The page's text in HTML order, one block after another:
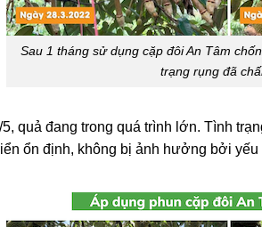
Sau 1 tháng sử dụng cặp đôi An Tâm
trạng rụng đã
quả đang trong quá trình lớn. Tình
ổn định, không bị ảnh hưởng bởi yếu